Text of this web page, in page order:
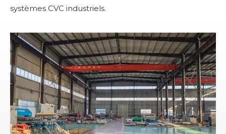
systèmes CVC industriels.